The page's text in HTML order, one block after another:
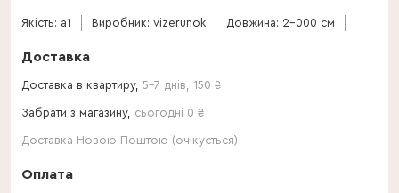
Якість: a1 Виробник: vizerunok Довжина: 2-000 см
Доставка
Доставка в квартиру, 5-7 днів 150 ₴
Забрати з магазину, сьогодні 0 ₴
Доставка Новою Поштою (очікується)
Оплата